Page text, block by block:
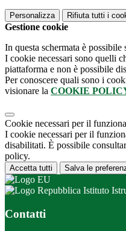
Personalizza Rifiuta tutti i
Gestione cookie
In questa schermata è
I cookie necessari sono quelli
piattaforma e non è possibile
Per conoscere quali sono i
visionare la COOKIE
Cookie necessari per il
I cookie necessari per il
disabilitati. È possibile
policy.
Accetta tutti Salva le
Istituto
Contatti